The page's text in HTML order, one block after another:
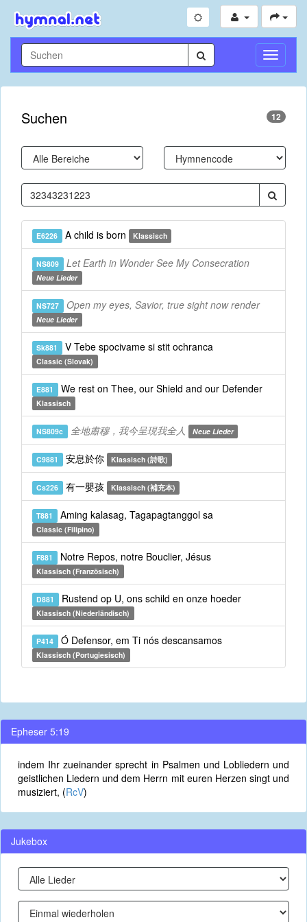
Suchen 12
E6226 A child is born Klassisch
NS809 Let Earth in Wonder See My Consecration
Neue Lieder
NS727 Open my eyes, Savior, true sight now render
Neue Lieder
Sk881 V Tebe spocivame si stit ochranca
Classic (Slovak)
E881 We rest on Thee, our Shield and our Defender
Klassisch
NS809c 全地肅穆，我今呈現我全人 Neue Lieder
C9881 安息於你 Klassisch (詩歌)
Cs226 有一嬰孩 Klassisch (補充本)
T881 Aming kalasag, Tagapagtanggol sa
Classic (Filipino)
F881 Notre Repos, notre Bouclier, Jésus
Klassisch (Französisch)
D881 Rustend op U, ons schild en onze hoeder
Klassisch (Niederländisch)
P414 Ó Defensor, em Ti nós descansamos
Klassisch (Portugiesisch)
Epheser 5:19
indem Ihr zueinander sprecht in Psalmen und Lobliedern und
geistlichen Liedern und dem Herrn mit euren Herzen singt und
musiziert, (RcV)
Jukebox